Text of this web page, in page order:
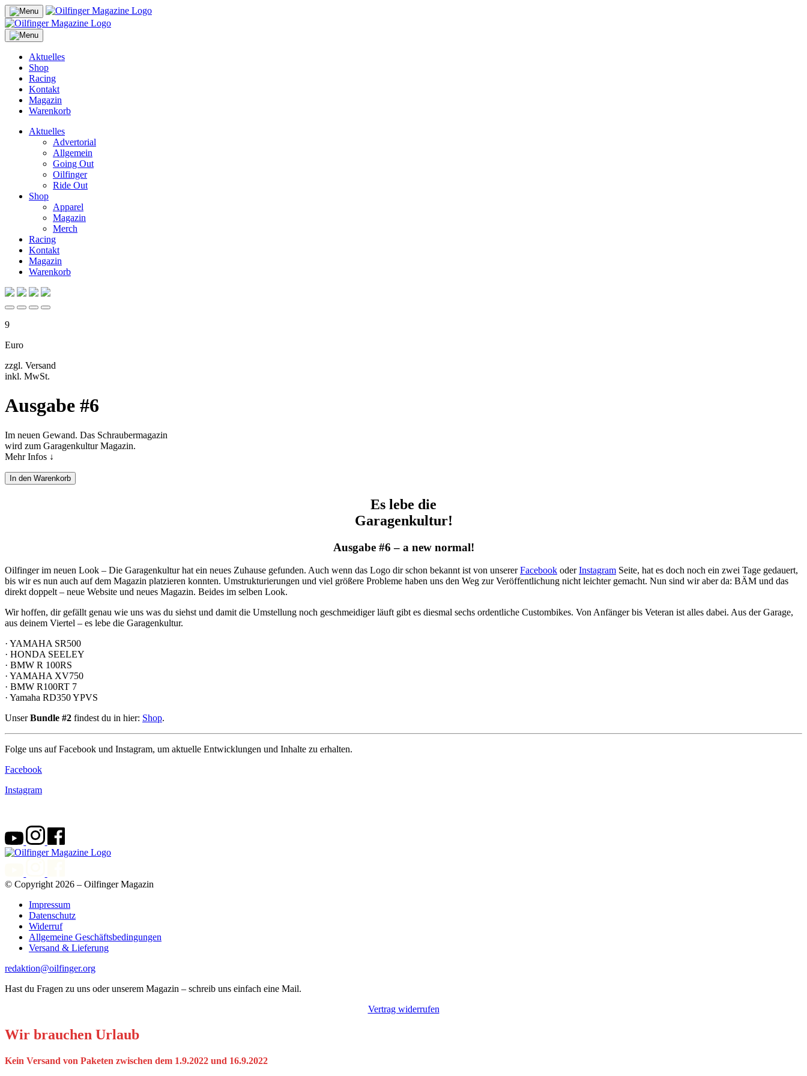
Aktuelles
Shop
Racing
Kontakt
Magazin
Warenkorb
Aktuelles
Advertorial
Allgemein
Going Out
Oilfinger
Ride Out
Shop
Apparel
Magazin
Merch
Racing
Kontakt
Magazin
Warenkorb
9
Euro
zzgl. Versand
inkl. MwSt.
Ausgabe #6
Im neuen Gewand. Das Schraubermagazin
wird zum Garagenkultur Magazin.
Mehr Infos ↓
In den Warenkorb
Es lebe die
Garagenkultur!
Ausgabe #6 – a new normal!
Oilfinger im neuen Look – Die Garagenkultur hat ein neues Zuhause gefunden. Auch wenn das Logo dir schon bekannt ist von unsererFacebook oderInstagram Seite, hat es doch noch ein zwei Tage gedauert,
bis wir es nun auch auf dem Magazin platzieren konnten. Umstrukturierungen und viel größere Probleme haben uns den Weg zur Veröffentlichung nicht leichter gemacht. Nun sind wir aber da: BÄM und das
direkt doppelt – neue Website und neues Magazin. Beides im selben Look.
Wir hoffen, dir gefällt genau wie uns was du siehst und damit die Umstellung noch geschmeidiger läuft gibt es diesmal sechs ordentliche Custombikes. Von Anfänger bis Veteran ist alles dabei. Aus der Garage,
aus deinem Viertel – es lebe die Garagenkultur.
· YAMAHA SR500
· HONDA SEELEY
· BMW R 100RS
· YAMAHA XV750
· BMW R100RT 7
· Yamaha RD350 YPVS
UnserBundle #2 findest du in hier: Shop.
Folge uns auf Facebook und Instagram, um aktuelle Entwicklungen und Inhalte zu erhalten.
Facebook
Instagram
© Copyright 2026 – Oilfinger Magazin
Impressum
Datenschutz
Widerruf
Allgemeine Geschäftsbedingungen
Versand & Lieferung
redaktion@oilfinger.org
Hast du Fragen zu uns oder unserem Magazin – schreib uns einfach eine Mail.
Vertrag widerrufen
Wir brauchen Urlaub
Kein Versand von Paketen zwischen dem 1.9.2022 und 16.9.2022